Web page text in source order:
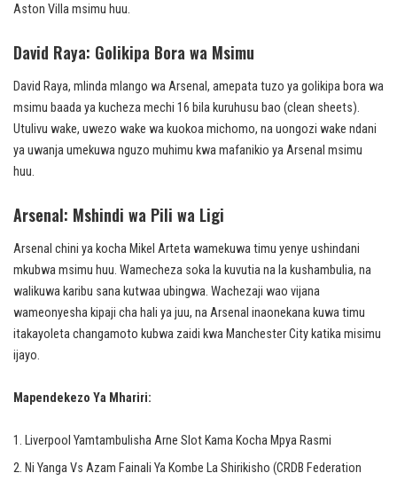
Aston Villa msimu huu.
David Raya: Golikipa Bora wa Msimu
David Raya, mlinda mlango wa Arsenal, amepata tuzo ya golikipa bora wa
msimu baada ya kucheza mechi 16 bila kuruhusu bao (clean sheets).
Utulivu wake, uwezo wake wa kuokoa michomo, na uongozi wake ndani
ya uwanja umekuwa nguzo muhimu kwa mafanikio ya Arsenal msimu
huu.
Arsenal: Mshindi wa Pili wa Ligi
Arsenal chini ya kocha Mikel Arteta wamekuwa timu yenye ushindani
mkubwa msimu huu. Wamecheza soka la kuvutia na la kushambulia, na
walikuwa karibu sana kutwaa ubingwa. Wachezaji wao vijana
wameonyesha kipaji cha hali ya juu, na Arsenal inaonekana kuwa timu
itakayoleta changamoto kubwa zaidi kwa Manchester City katika misimu
ijayo.
Mapendekezo Ya Mhariri:
Liverpool Yamtambulisha Arne Slot Kama Kocha Mpya Rasmi
Ni Yanga Vs Azam Fainali Ya Kombe La Shirikisho (CRDB Federation